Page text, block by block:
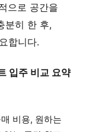
으로 공간을
분히 한 후,
합니다.
입주 비교 요약
비용, 원하는